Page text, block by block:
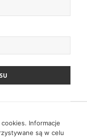
Informacje
są w celu